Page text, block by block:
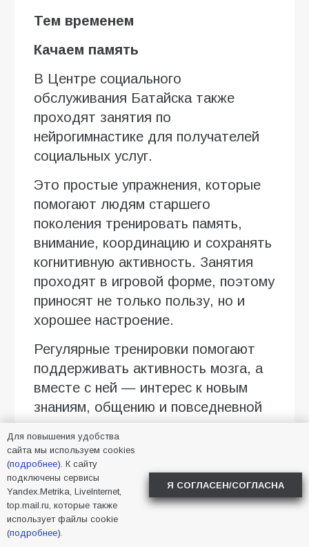
Тем временем
Качаем память
В Центре социального
обслуживания Батайска также
проходят занятия по
нейрогимнастике для получателей
социальных услуг.
Это простые упражнения, которые
помогают людям старшего
поколения тренировать память,
внимание, координацию и сохранять
когнитивную активность. Занятия
проходят в игровой форме, поэтому
приносят не только пользу, но и
хорошее настроение.
Регулярные тренировки помогают
поддерживать активность мозга, а
вместе с ней — интерес к новым
знаниям, общению и повседневной
Получатели социальных услуг
Центра могут бесплатно
присоединиться к занятиям и
попробовать нейрогимнастику
вместе с другими участниками.
Для повышения удобства
сайта мы используем cookies
(подробнее). К сайту
подключены сервисы
Yandex.Metrika, LiveInternet,
top.mail.ru, которые также
использует файлы cookie
(подробнее).
Я СОГЛАСЕН/СОГЛАСНА